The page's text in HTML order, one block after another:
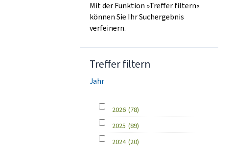
Mit der Funktion »Treffer filtern«
können Sie Ihr Suchergebnis
verfeinern.
Treffer filtern
Jahr
2026 (78)
2025 (89)
2024 (20)